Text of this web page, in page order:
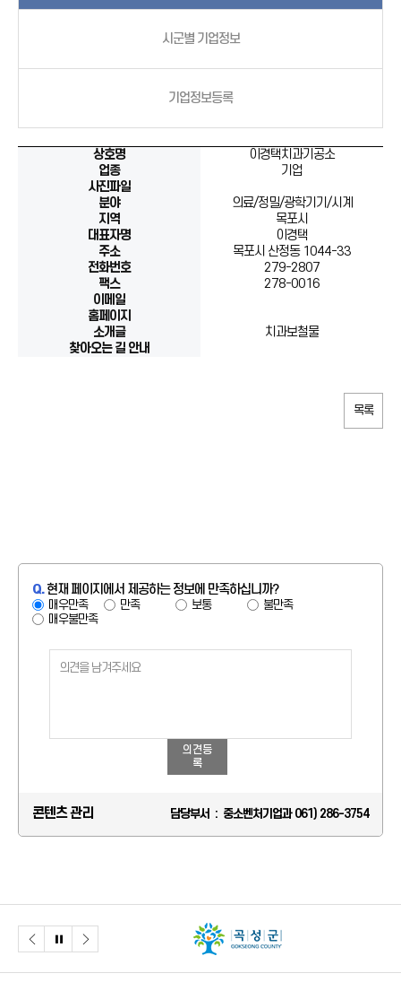
시군별 기업정보
기업정보등록
상호명
이경택치과기공소
업종
기업
사진파일
분야
의료/정밀/광학기기/시계
지역
목포시
대표자명
이경택
주소
목포시 산정동 1044-33
전화번호
279-2807
팩스
278-0016
이메일
홈페이지
소개글
치과보철물
찾아오는 길 안내
Q.현재 페이지에서 제공하는 정보에 만족하십니까?
매우만족 만족 보통
불만족
매우불만족
의견등
록
콘텐츠 관리 담당부서 : 중소벤처기업과 061) 286-3754